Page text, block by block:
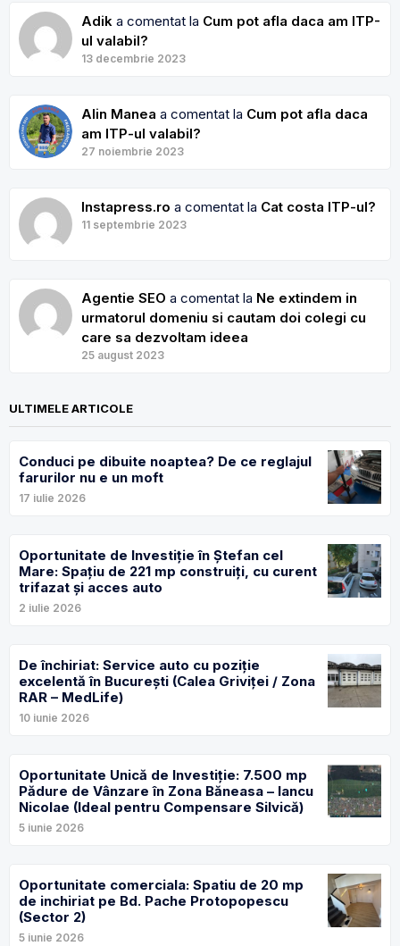
Adik a comentat la Cum pot afla daca am ITP-
ul valabil?
13 decembrie 2023
Alin Manea a comentat la Cum pot afla daca
am ITP-ul valabil?
27 noiembrie 2023
Instapress.ro a comentat la Cat costa ITP-ul?
11 septembrie 2023
Agentie SEO a comentat la Ne extindem in
urmatorul domeniu si cautam doi colegi cu
care sa dezvoltam ideea
25 august 2023
ULTIMELE ARTICOLE
Conduci pe dibuite noaptea? De ce reglajul
farurilor nu e un moft
17 iulie 2026
Oportunitate de Investiție în Ștefan cel
Mare: Spațiu de 221 mp construiți, cu curent
trifazat și acces auto
2 iulie 2026
De închiriat: Service auto cu poziție
excelentă în București (Calea Griviței / Zona
RAR – MedLife)
10 iunie 2026
Oportunitate Unică de Investiție: 7.500 mp
Pădure de Vânzare în Zona Băneasa – Iancu
Nicolae (Ideal pentru Compensare Silvică)
5 iunie 2026
Oportunitate comerciala: Spatiu de 20 mp
de inchiriat pe Bd. Pache Protopopescu
(Sector 2)
5 iunie 2026